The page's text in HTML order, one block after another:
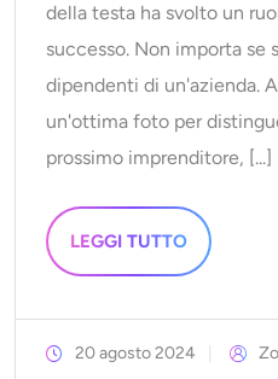
della testa ha svolto un
successo. Non importa se
dipendenti di un'azienda.
un'ottima foto per
prossimo imprenditore, [...]
LEGGI TUTTO
20 agosto 2024